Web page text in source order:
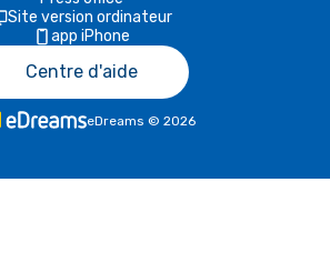
Site version ordinateur
app iPhone
Centre d'aide
eDreams © 2026